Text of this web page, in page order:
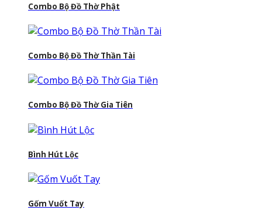
Combo Bộ Đồ Thờ Phật
Combo Bộ Đồ Thờ Thần Tài
Combo Bộ Đồ Thờ Gia Tiên
Bình Hút Lộc
Gốm Vuốt Tay